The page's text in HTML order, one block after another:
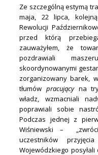
Ze szczególną estymą
maja, 22 lipca,
Rewolucji
przed którą
zauważyłem, że
pozdrawiali
skoordynowanymi
zorganizowany barek,
tłumów pracującyna
władz, wzmacniali
poprawiali sobie
Podczas jednej z
Wiśniewski –
uczestników
Wojewódzkiego